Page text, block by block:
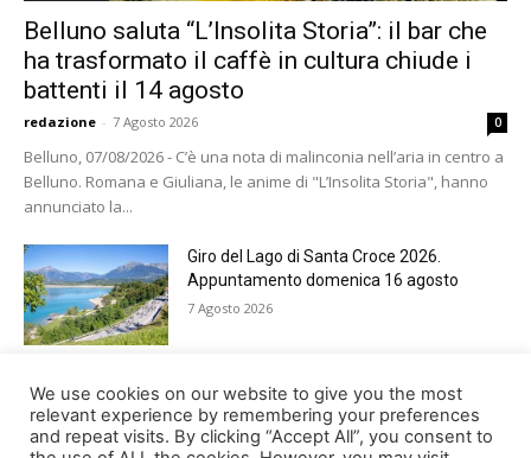
Belluno saluta “L’Insolita Storia”: il bar che
ha trasformato il caffè in cultura chiude i
battenti il 14 agosto
redazione - 7 Agosto 2026 0
Belluno, 07/08/2026 - C’è una nota di malinconia nell’aria in centro a
Belluno. Romana e Giuliana, le anime di "L’Insolita Storia", hanno
annunciato la...
Giro del Lago di Santa Croce 2026.
Appuntamento domenica 16 agosto
7 Agosto 2026
Belluno rende omaggio ai cugini
Alessandro e Andrea Bristot
6 Agosto 2026
We use cookies on our website to give you the most
relevant experience by remembering your preferences
and repeat visits. By clicking “Accept All”, you consent to